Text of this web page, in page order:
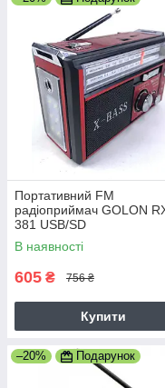
Портативний FM
радіоприймач GOLON
381 USB/SD
В наявності
605 ₴ 756 ₴
Купити
–20% Подарунок